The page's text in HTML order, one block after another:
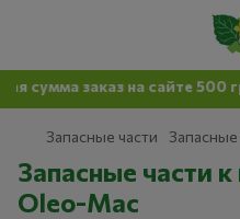
заказ на сайте 500 грн
Запасные части
Запасные части
Oleo-Mac